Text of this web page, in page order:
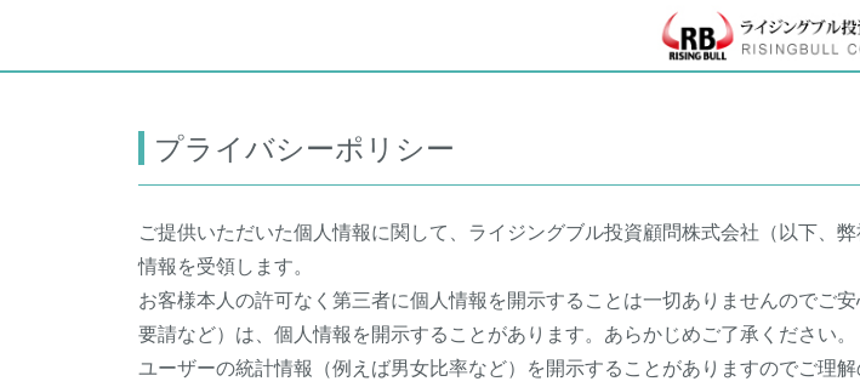
プライバシーポリシー
ご提供いただいた個人情報に関して、ライジングブル投資顧問株式会社（以下、
情報を受領します。
お客様本人の許可なく第三者に個人情報を開示することは一切ありませんのでご
要請など）は、個人情報を開示することがあります。あらかじめご了承ください。
ユーザーの統計情報（例えば男女比率など）を開示することがありますのでご理